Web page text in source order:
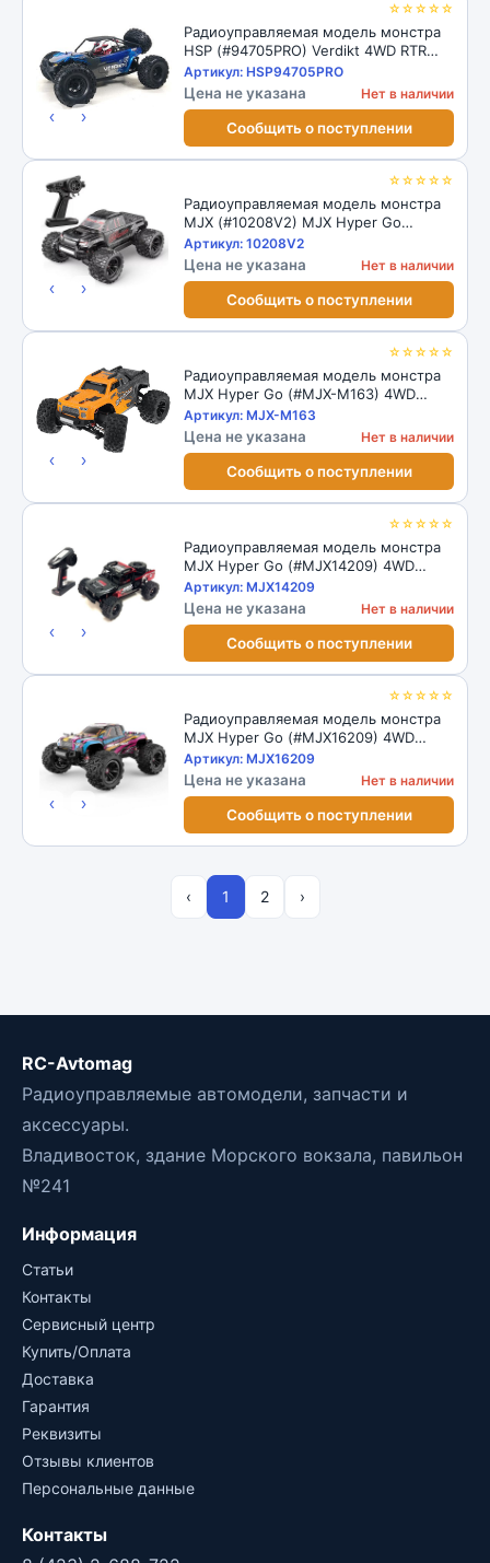
☆☆☆☆☆
‹ ›
Радиоуправляемая модель монстра
HSP (#94705PRO) Verdikt 4WD RTR
Desert Racer 1/10
Артикул: HSP94705PRO
Цена не указана Нет в наличии
Сообщить о поступлении
☆☆☆☆☆
‹ ›
Радиоуправляемая модель монстра
MJX (#10208V2) MJX Hyper Go
Brushless 4WD ARTR 1/10 2.4G
Артикул: 10208V2
Цена не указана Нет в наличии
Сообщить о поступлении
☆☆☆☆☆
‹ ›
Радиоуправляемая модель монстра
MJX Hyper Go (#MJX-M163) 4WD
Brushless 1:16 RTR 2.4GHz
Артикул: MJX-M163
Цена не указана Нет в наличии
Сообщить о поступлении
☆☆☆☆☆
‹ ›
Радиоуправляемая модель монстра
MJX Hyper Go (#MJX14209) 4WD
Brushless 1:14 RTR 2.4GHz
Артикул: MJX14209
Цена не указана Нет в наличии
Сообщить о поступлении
☆☆☆☆☆
‹ ›
Радиоуправляемая модель монстра
MJX Hyper Go (#MJX16209) 4WD
Brushless 1:16 RTR 2.4GHz
Артикул: MJX16209
Цена не указана Нет в наличии
Сообщить о поступлении
‹ 1 2 ›
RC-Avtomag
Радиоуправляемые автомодели, запчасти и
аксессуары.
Владивосток, здание Морского вокзала, павильон
№241
Информация
Статьи
Контакты
Сервисный центр
Купить/Оплата
Доставка
Гарантия
Реквизиты
Отзывы клиентов
Персональные данные
Контакты